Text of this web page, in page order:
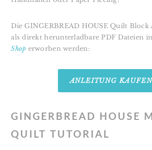
Die GINGERBREAD HOUSE Quilt
alsdirekt herunterladbare PDF Dateien
Shop erworben werden:
ANLEITUNG KAUFEN
GINGERBREAD HOUSE
QUILT TUTORIAL